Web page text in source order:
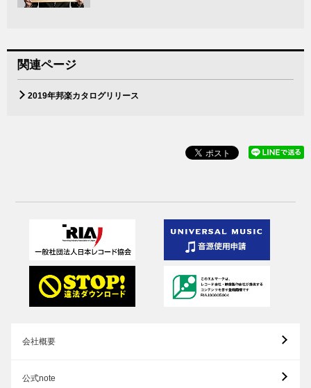
関連ページ
2019年邦楽カタログリリース
会社概要
公式note